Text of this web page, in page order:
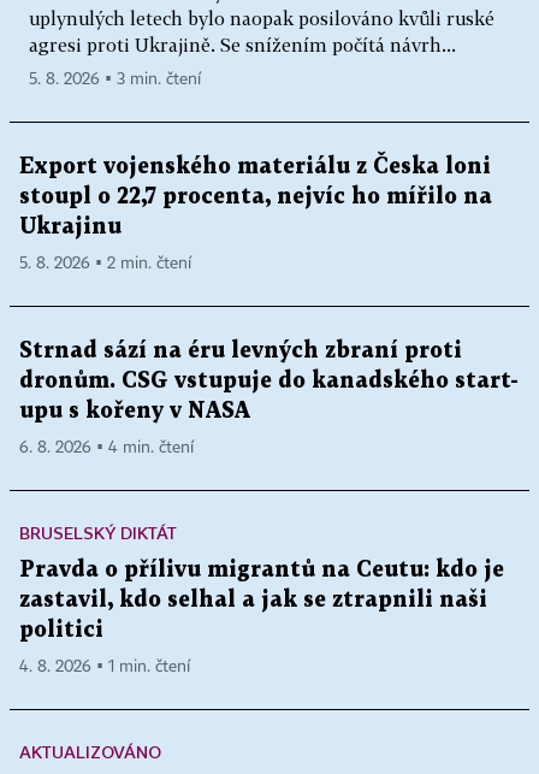
uplynulých letech bylo naopak posilováno kvůli ruské
agresi proti Ukrajině. Se snížením počítá návrh...
5. 8. 2026 ▪ 3 min. čtení
Export vojenského materiálu z Česka loni
stoupl o 22,7 procenta, nejvíc ho mířilo na
Ukrajinu
5. 8. 2026 ▪ 2 min. čtení
Strnad sází na éru levných zbraní proti
dronům. CSG vstupuje do kanadského start-
upu s kořeny v NASA
6. 8. 2026 ▪ 4 min. čtení
BRUSELSKÝ DIKTÁT
Pravda o přílivu migrantů na Ceutu: kdo je
zastavil, kdo selhal a jak se ztrapnili naši
politici
4. 8. 2026 ▪ 1 min. čtení
AKTUALIZOVÁNO